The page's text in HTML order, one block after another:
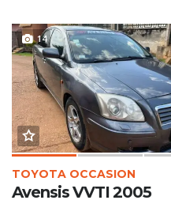
14
TOYOTA OCCASION
Avensis VVTI 2005